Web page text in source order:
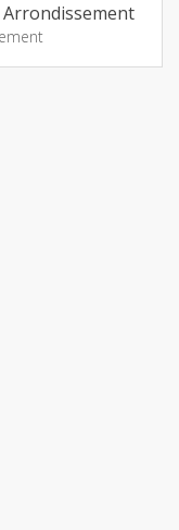
Arrondissement